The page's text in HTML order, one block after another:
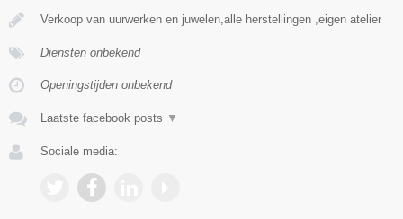
Verkoop van uurwerken en juwelen,alle herstellingen ,eigen atelier
Diensten onbekend
Openingstijden onbekend
Laatste facebook posts ▼
Sociale media: